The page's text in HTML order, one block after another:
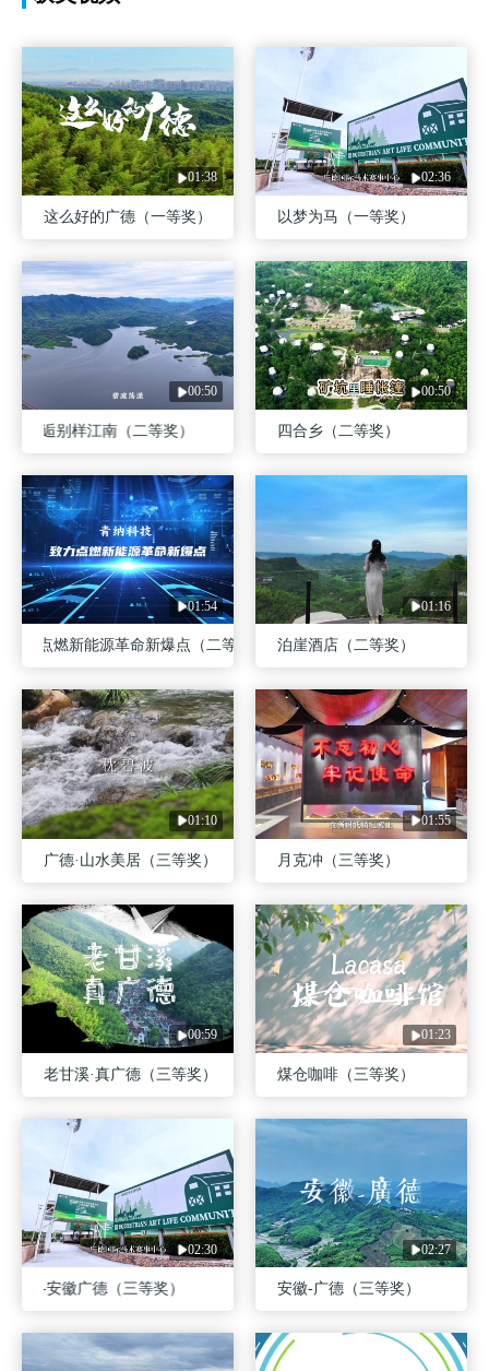
01:38
这么好的广德（一等奖）
02:36
以梦为马（一等奖）
00:50
邂逅别样江南（二等奖）
00:50
四合乡（二等奖）
01:54
力点燃新能源革命新爆点（二等奖）
01:16
泊崖酒店（二等奖）
01:10
广德·山水美居（三等奖）
01:55
月克冲（三等奖）
00:59
老甘溪·真广德（三等奖）
01:23
煤仓咖啡（三等奖）
02:30
城-安徽广德（三等奖）
02:27
安徽-广德（三等奖）